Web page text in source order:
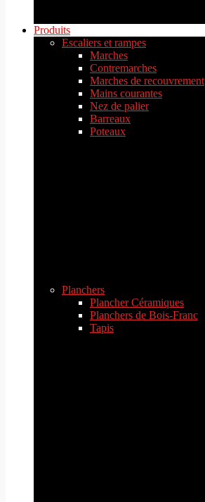
Produits
Escaliers et rampes
Marches
Contremarches
Marches de recouvrement
Mains courantes
Nez de palier
Barreaux
Poteaux
Planchers
Plancher Céramiques
Planchers de Bois-Franc
Tapis